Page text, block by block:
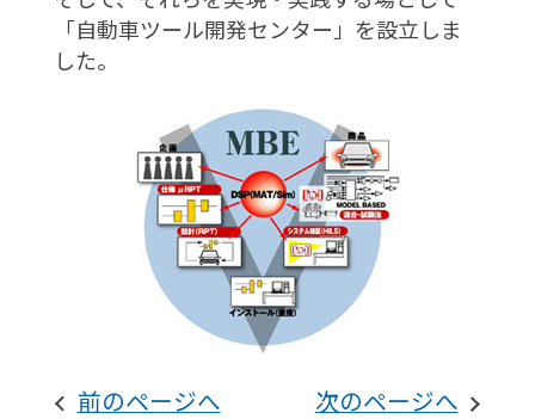
「自動車ツール開発センター」を設立しま
した。
前のページへ 次のページへ